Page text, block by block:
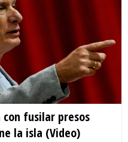
con fusilar presos
la isla (Video)